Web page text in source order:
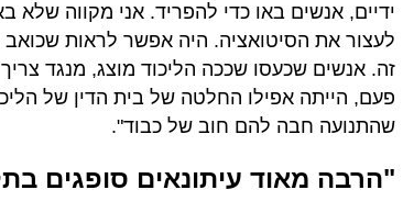
ידיים, אנשים באו כדי להפריד. אני מקווה שלא
לעצור את הסיטואציה. היה אפשר לראות
זה. אנשים שכעסו שככה הליכוד מוצג, מנגד
פעם, הייתה אפילו החלטה של בית הדין של
שהתנועה חבה להם חוב של כבוד".
"הרבה מאוד עיתונאים סופגים